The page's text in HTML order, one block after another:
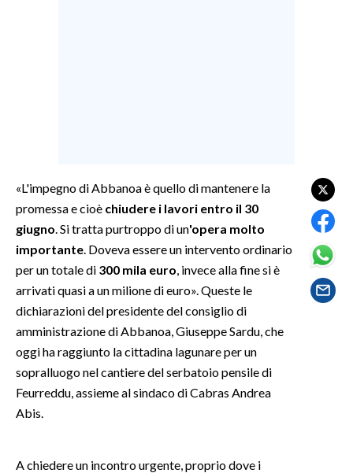
SALUTE
SARDEGNA TURISMO
NOTIZIE
EVENTI
#CARAUNIONE
«L'impegno di Abbanoa è quello di mantenere la
promessa e cioè chiudere i lavori entro il 30
giugno . Si tratta purtroppo di un'opera molto
importante . Doveva essere un intervento ordinario
per un totale di 300 mila euro , invece alla fine si è
arrivati quasi a un milione di euro». Queste le
dichiarazioni del presidente del consiglio di
amministrazione di Abbanoa, Giuseppe Sardu, che
oggi ha raggiunto la cittadina lagunare per un
sopralluogo nel cantiere del serbatoio pensile di
Feurreddu, assieme al sindaco di Cabras Andrea
Abis.
A chiedere un incontro urgente, proprio dove i